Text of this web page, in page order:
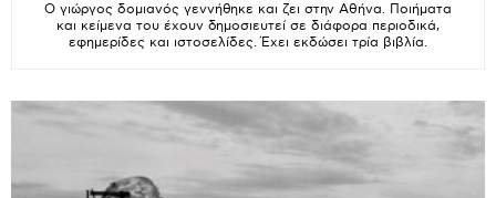
Ο γιώργος δομιανός γεννήθηκε και ζει στην Αθήνα. Ποιήματα
και κείμενα του έχουν δημοσιευτεί σε διάφορα περιοδικά,
εφημερίδες και ιστοσελίδες. Έχει εκδώσει τρία βιβλία.